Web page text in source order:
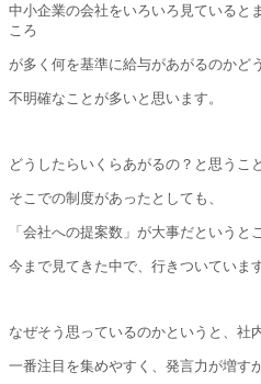
中小企業の会社をいろいろ見ていると
ころ
が多く何を基準に給与があがるのかど
不明確なことが多いと思います。
どうしたらいくらあがるの？と思うこ
そこでの制度があったとしても、
「会社への提案数」が大事だというと
今まで見てきた中で、行きついています
なぜそう思っているのかというと、社
一番注目を集めやすく、発言力が増す